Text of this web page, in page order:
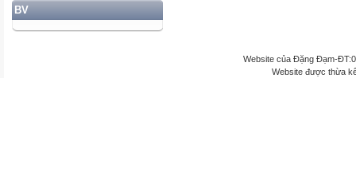
BV
Website của Đặng Đạm-
Website được thừa